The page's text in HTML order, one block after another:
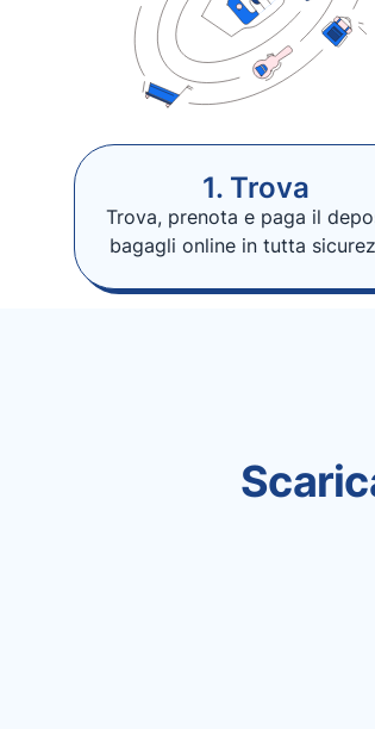
1. Trova
Trova, prenota e paga il
bagagli online in tutta